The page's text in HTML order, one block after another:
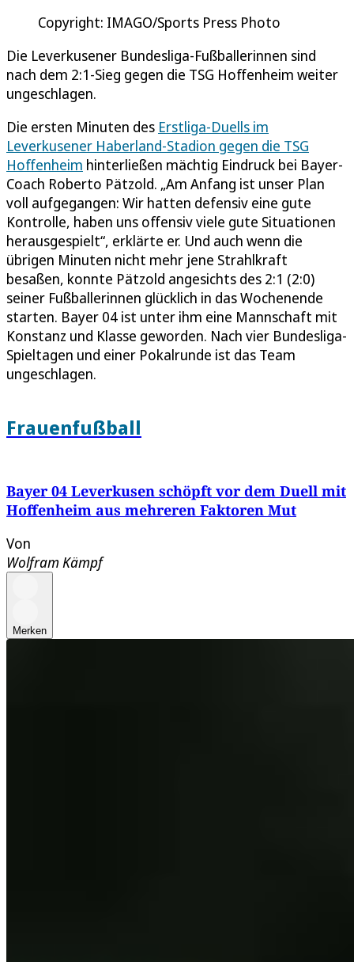
Copyright: IMAGO/Sports Press Photo
Die Leverkusener Bundesliga-Fußballerinnen sind
nach dem 2:1-Sieg gegen die TSG Hoffenheim weiter
ungeschlagen.
Die ersten Minuten des Erstliga-Duells im
Leverkusener Haberland-Stadion gegen die TSG
Hoffenheim hinterließen mächtig Eindruck bei Bayer-
Coach Roberto Pätzold. „Am Anfang ist unser Plan
voll aufgegangen: Wir hatten defensiv eine gute
Kontrolle, haben uns offensiv viele gute Situationen
herausgespielt“, erklärte er. Und auch wenn die
übrigen Minuten nicht mehr jene Strahlkraft
besaßen, konnte Pätzold angesichts des 2:1 (2:0)
seiner Fußballerinnen glücklich in das Wochenende
starten. Bayer 04 ist unter ihm eine Mannschaft mit
Konstanz und Klasse geworden. Nach vier Bundesliga-
Spieltagen und einer Pokalrunde ist das Team
ungeschlagen.
Frauenfußball
Bayer 04 Leverkusen schöpft vor dem Duell mit
Hoffenheim aus mehreren Faktoren Mut
Von
Wolfram Kämpf
Merken